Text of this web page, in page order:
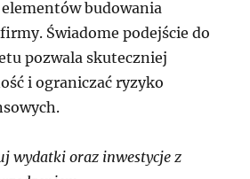
budowania
Świadome podejście do
pozwala skuteczniej
i ograniczać ryzyko
wydatki oraz inwestycje z